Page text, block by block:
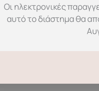
Οι ηλεκτρονικές
αυτό το διάστημα θα